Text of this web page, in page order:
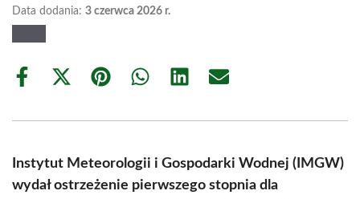
Data dodania: 3 czerwca 2026 r.
Share
Share
(Twitter)
Share Share Share Share
Instytut Meteorologii i Gospodarki Wodnej (IMGW)
wydał ostrzeżenie pierwszego stopnia dla